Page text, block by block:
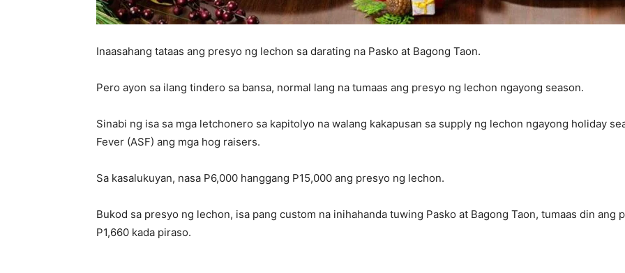
Inaasahang tataas ang presyo ng lechon sa darating na Pasko at Bagong Taon.
Pero ayon sa ilang tindero sa bansa, normal lang na tumaas ang presyo ng lechon ngayong season.
Sinabi ng isa sa mga letchonero sa kapitolyo na walang kakapusan sa supply ng lechon ngayong holiday
Fever (ASF) ang mga hog raisers.
Sa kasalukuyan, nasa P6,000 hanggang P15,000 ang presyo ng lechon.
Bukod sa presyo ng lechon, isa pang custom na inihahanda tuwing Pasko at Bagong Taon, tumaas din ang
P1,660 kada piraso.